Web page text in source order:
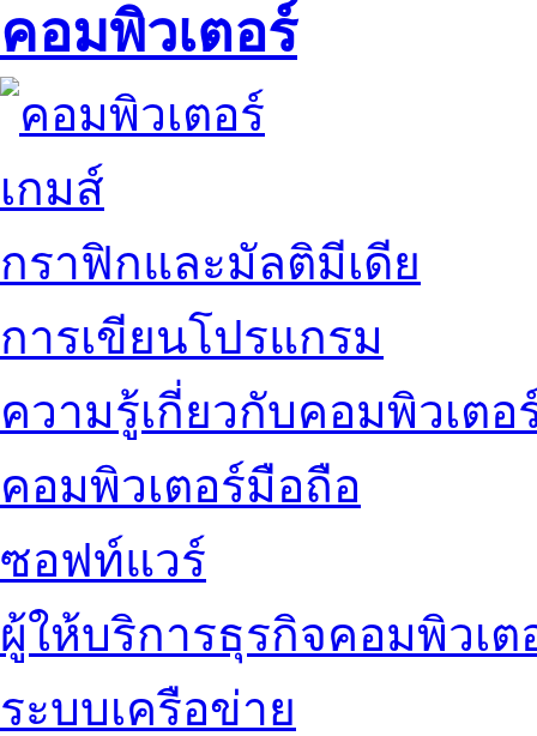
คอมพิวเตอร์
เกมส์
กราฟิกและมัลติมีเดีย
การเขียนโปรแกรม
ความรู้เกี่ยวกับคอมพิวเตอ
คอมพิวเตอร์มือถือ
ซอฟท์แวร์
ผู้ให้บริการธุรกิจคอมพิวเต
ระบบเครือข่าย